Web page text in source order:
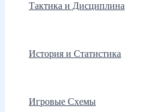
Тактика и Дисциплина
История и Статистика
Игровые Схемы